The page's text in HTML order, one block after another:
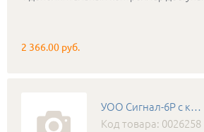
2 366.00 руб.
УОО Сигнал-6Р с клавиатурой
Код товара: 0026258